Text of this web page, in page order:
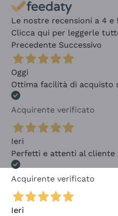
Le nostre recensioni a 4 e
Clicca qui per leggerle
Precedente Successivo
Oggi
Ottima facilità di acquisto
Acquirente verificato
Ieri
Perfetti e attenti al cliente
Acquirente verificato
Ieri